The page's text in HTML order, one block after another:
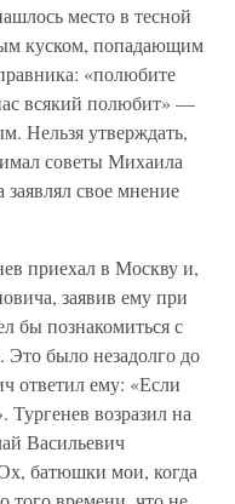
место в тесной
куском, попадающим
«полюбите
всякий полюбит» —
Нельзя утверждать,
советы Михаила
свое мнение
приехал в Москву и,
заявив ему при
бы познакомиться с
было незадолго до
ответил ему: «Если
Тургенев возразил на
Васильевич
батюшки мои, когда